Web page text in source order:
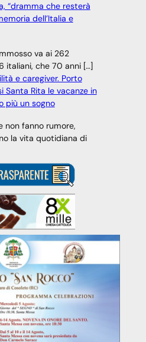
“dramma che resterà
dell’Italia e
va ai 262
italiani, che 70 anni […]
e caregiver. Porto
Santa Rita le vacanze in
più un sogno
non fanno rumore,
la vita quotidiana di